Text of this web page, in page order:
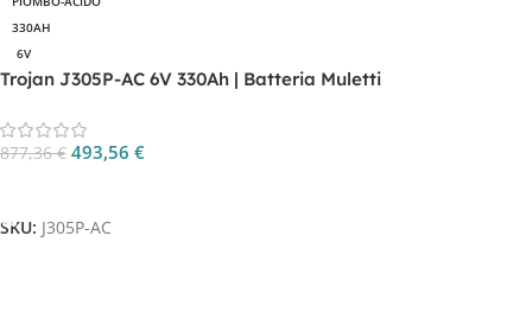
330AH
6V
Trojan J305P-AC 6V 330Ah | Batteria Muletti
877,36€ 493,56 €
SKU: J305P-AC